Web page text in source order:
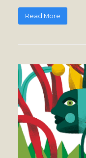
Read More